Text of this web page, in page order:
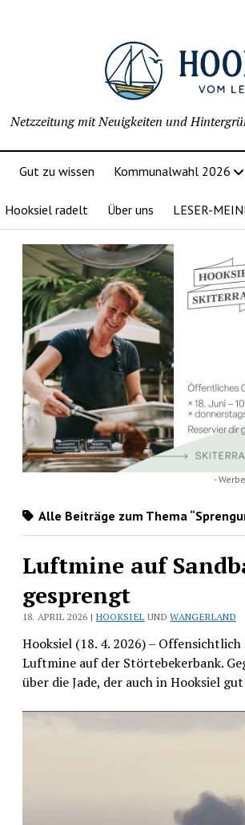
Netzzeitung mit Neuigkeiten und
Gut zu wissen Kommunalwahl 2026
Hooksiel radelt Über uns LESER-
-
Alle Beiträge zum Thema
Luftmine auf
gesprengt
18. APRIL 2026 | HOOKSIEL UNDWANGERLAND
Hooksiel (18. 4. 2026) –
Luftmine auf der Störtebekerbank.
über die Jade, der auch in Hooksiel